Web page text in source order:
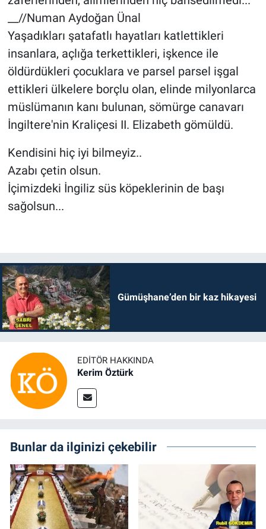
__//Numan Aydoğan Ünal
Yaşadıkları şatafatlı hayatları katlettikleri
insanlara, açlığa terkettikleri, işkence ile
öldürdükleri çocuklara ve parsel parsel işgal
ettikleri ülkelere borçlu olan, elinde milyonlarca
müslümanın kanı bulunan, sömürge canavarı
İngiltere'nin Kraliçesi II. Elizabeth gömüldü.
Kendisini hiç iyi bilmeyiz..
Azabı çetin olsun.
İçimizdeki İngiliz süs köpeklerinin de başı
sağolsun...
Gümüşhane’den bir kaz hikayesi
EDITÖR HAKKINDA
Kerim Öztürk
Bunlar da ilginizi çekebilir